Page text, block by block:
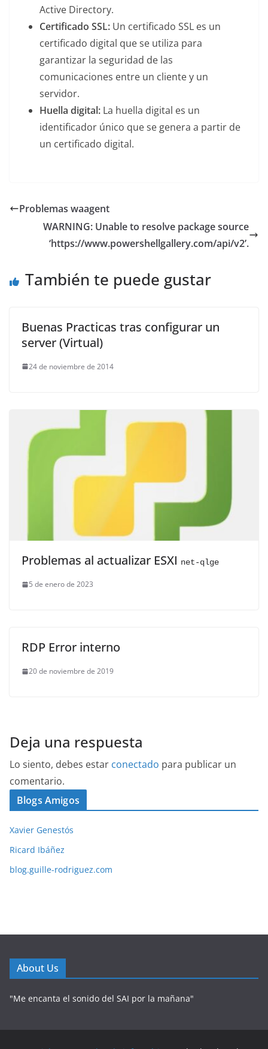
Active Directory.
Certificado SSL: Un certificado SSL es un
certificado digital que se utiliza para
garantizar la seguridad de las
comunicaciones entre un cliente y un
servidor.
Huella digital: La huella digital es un
identificador único que se genera a partir de
un certificado digital.
Problemas waagent
WARNING: Unable to resolve package source
‘https://www.powershellgallery.com/api/v2’.
También te puede gustar
Buenas Practicas tras configurar un
server (Virtual)
24 de noviembre de 2014
Problemas al actualizar ESXI net-qlge
5 de enero de 2023
RDP Error interno
20 de noviembre de 2019
Deja una respuesta
Lo siento, debes estar conectado para publicar un
comentario.
Blogs Amigos
Xavier Genestós
Ricard Ibáñez
blog.guille-rodriguez.com
About Us
"Me encanta el sonido del SAI por la mañana"